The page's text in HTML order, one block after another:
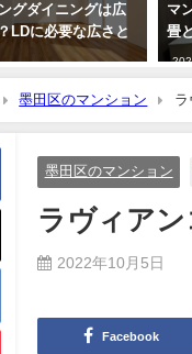
グダイニングは広
LDに必要な広さと
マ
畳
墨田区のマンション
墨田区のマンション
ラヴィア
2022年10月5日
Facebook